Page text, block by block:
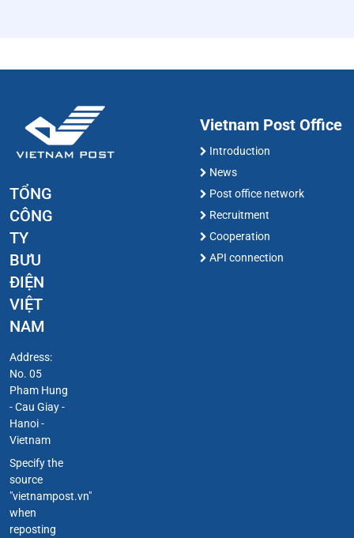
TỔNG
CÔNG
TY
BƯU
ĐIỆN
VIỆT
NAM
Address:
No. 05
Pham Hung
- Cau Giay -
Hanoi -
Vietnam
Specify the
source
"vietnampost.vn"
when
reposting
Vietnam Post Office
Introduction
News
Post office network
Recruitment
Cooperation
API connection